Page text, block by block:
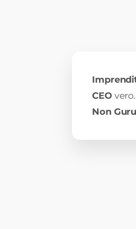
CEO vero.
Non Guru